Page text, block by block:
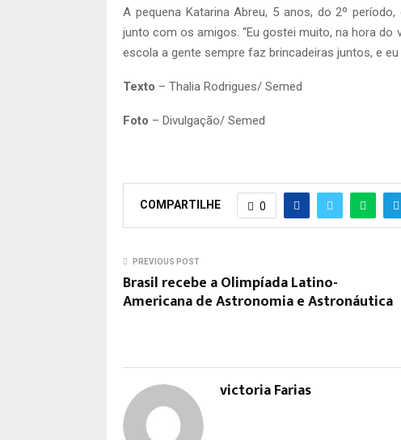
A pequena Katarina Abreu, 5 anos, do 2º
junto com os amigos. “Eu gostei muito, na hora do
escola a gente sempre faz brincadeiras juntos, e eu
Texto – Thalia Rodrigues/ Semed
Foto – Divulgação/ Semed
COMPARTILHE 0
PREVIOUS POST
Brasil recebe a Olimpíada Latino-
Americana de Astronomia e Astronáutica
victoria Farias